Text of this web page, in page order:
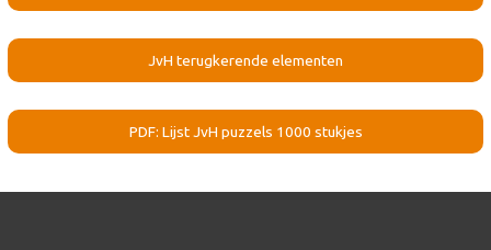
JvH terugkerende elementen
PDF: Lijst JvH puzzels 1000 stukjes